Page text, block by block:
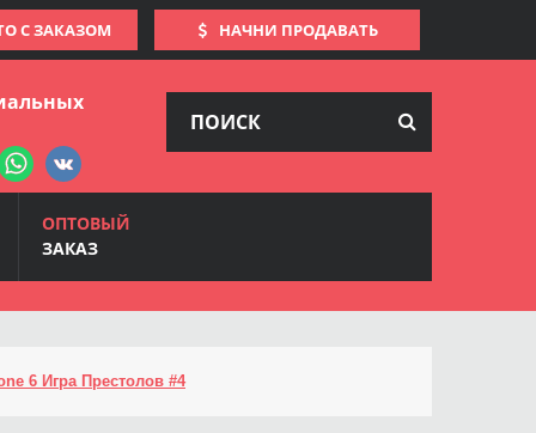
С ЗАКАЗОМ НАЧНИ ПРОДАВАТЬ
ОПТОВЫЙ
ЗАКАЗ
6 Игра Престолов #4